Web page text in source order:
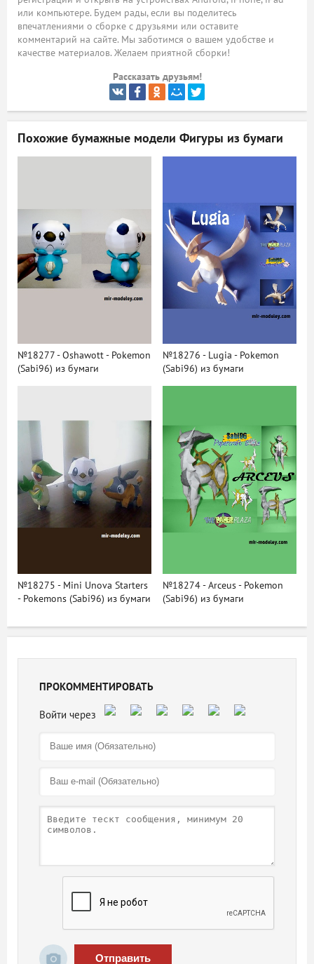
или компьютере. Будем рады, если вы поделитесь
впечатлениями о сборке с друзьями или оставите
комментарий на сайте. Мы заботимся о вашем удобстве и
качестве материалов. Желаем приятной сборки!
Рассказать друзьям!
Похожие бумажные модели Фигуры из бумаги
№18277 - Oshawott - Pokemon
(Sabi96) из бумаги
№18276 - Lugia - Pokemon
(Sabi96) из бумаги
№18275 - Mini Unova Starters
- Pokemons (Sabi96) из бумаги
№18274 - Arceus - Pokemon
(Sabi96) из бумаги
ПРОКОММЕНТИРОВАТЬ
Отправить